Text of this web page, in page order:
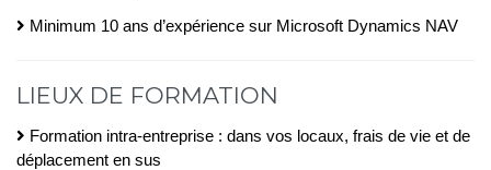
Minimum 10 ans d’expérience sur Microsoft Dynamics NAV
LIEUX DE FORMATION
Formation intra-entreprise : dans vos locaux, frais de vie et de
déplacement en sus